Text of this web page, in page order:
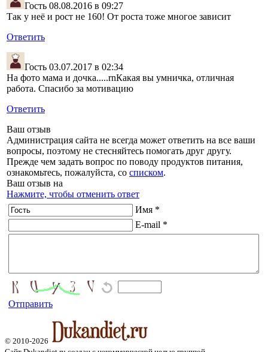
Гость 08.08.2016 в 09:27
Так у неё и рост не 160! От роста тоже многое зависит
Ответить
Гость 03.07.2017 в 02:34
На фото мама и дочка.....rnКакая вы умничка, отличная
работа. Спасибо за мотивацию
Ответить
Ваш отзыв
Администрация сайта не всегда может ответить на все ваши
вопросы, поэтому не стесняйтесь помогать друг другу.
Прежде чем задать вопрос по поводу продуктов питания,
ознакомьтесь, пожалуйста, со списком.
Ваш отзыв на
Нажмите, чтобы отменить ответ
Имя *
E-mail *
Отправить
© 2010-2026